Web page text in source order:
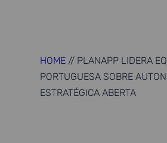
HOME // PLANAPP LIDERA
PORTUGUESA SOBRE
ESTRATÉGICA ABERTA